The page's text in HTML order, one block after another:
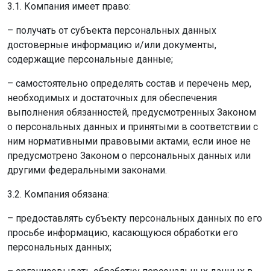
3.1. Компания имеет право:
– получать от субъекта персональных данных
достоверные информацию и/или документы,
содержащие персональные данные;
– самостоятельно определять состав и перечень мер,
необходимых и достаточных для обеспечения
выполнения обязанностей, предусмотренных Законом
о персональных данных и принятыми в соответствии с
ним нормативными правовыми актами, если иное не
предусмотрено Законом о персональных данных или
другими федеральными законами.
3.2. Компания обязана:
– предоставлять субъекту персональных данных по его
просьбе информацию, касающуюся обработки его
персональных данных;